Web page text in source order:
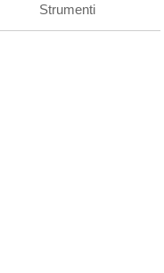
Strumenti